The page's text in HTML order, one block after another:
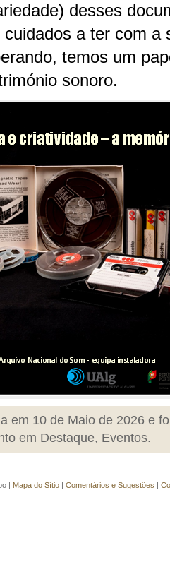
desses
a ter com a
temos um
sonoro.
em 10 de Maio de 2026 e
em Destaque, Eventos.
| Mapa do Sítio | Comentários e Sugestões |